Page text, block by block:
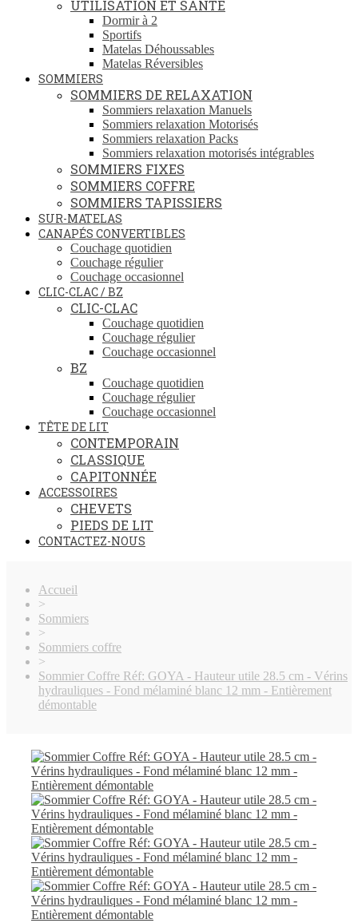
UTILISATION ET SANTÉ
Dormir à 2
Sportifs
Matelas Déhoussables
Matelas Réversibles
SOMMIERS
SOMMIERS DE RELAXATION
Sommiers relaxation Manuels
Sommiers relaxation Motorisés
Sommiers relaxation Packs
Sommiers relaxation motorisés intégrables
SOMMIERS FIXES
SOMMIERS COFFRE
SOMMIERS TAPISSIERS
SUR-MATELAS
CANAPÉS CONVERTIBLES
Couchage quotidien
Couchage régulier
Couchage occasionnel
CLIC-CLAC / BZ
CLIC-CLAC
Couchage quotidien
Couchage régulier
Couchage occasionnel
BZ
Couchage quotidien
Couchage régulier
Couchage occasionnel
TÊTE DE LIT
CONTEMPORAIN
CLASSIQUE
CAPITONNÉE
ACCESSOIRES
CHEVETS
PIEDS DE LIT
CONTACTEZ-NOUS
Accueil
>
Sommiers
>
Sommiers coffre
>
Sommier Coffre Réf: GOYA - Hauteur utile 28.5 cm - Vérins
hydrauliques - Fond mélaminé blanc 12 mm - Entièrement
démontable